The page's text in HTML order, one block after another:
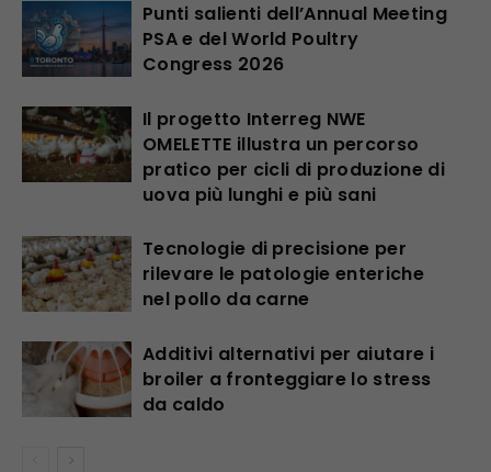
Punti salienti dell’Annual Meeting
PSA e del World Poultry
Congress 2026
Il progetto Interreg NWE
OMELETTE illustra un percorso
pratico per cicli di produzione di
uova più lunghi e più sani
Tecnologie di precisione per
rilevare le patologie enteriche
nel pollo da carne
Additivi alternativi per aiutare i
broiler a fronteggiare lo stress
da caldo